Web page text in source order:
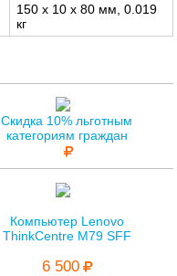
150 x 10 x 80 мм, 0.019
кг
Скидка 10% льготным
категориям граждан
Компьютер Lenovo
ThinkCentre M79 SFF
6 500